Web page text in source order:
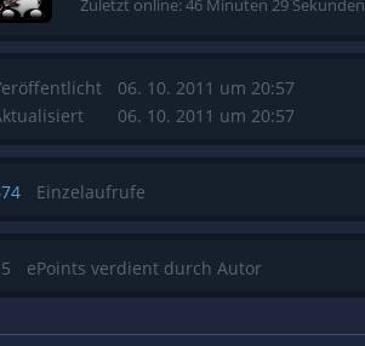
Zuletzt online: 46 Minuten 29 Sekunden
06. 10. 2011 um 20:57
06. 10. 2011 um 20:57
Einzelaufrufe
ePoints verdient durch Autor